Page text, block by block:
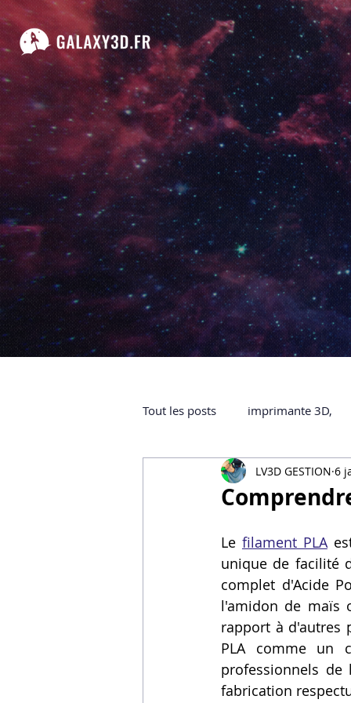
Tout les posts imprimante 3D,
impression 3D à la demande
ARTILLERY 3D
certifiée QUALIOPI Refaire
Creality Hi combo Artillery
LV3D GESTION 6
Le filament PLA
unique de facilité
complet d'Acide
l'amidon de maïs
rapport à d'autres
PLA comme un
professionnels de
fabrication